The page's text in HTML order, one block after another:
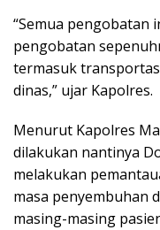
“Semua pengobatan
pengobatan
termasuk
dinas,” ujar Kapolres.
Menurut Kapolres
dilakukan nantinya
melakukan
masa penyembuhan
masing-masing